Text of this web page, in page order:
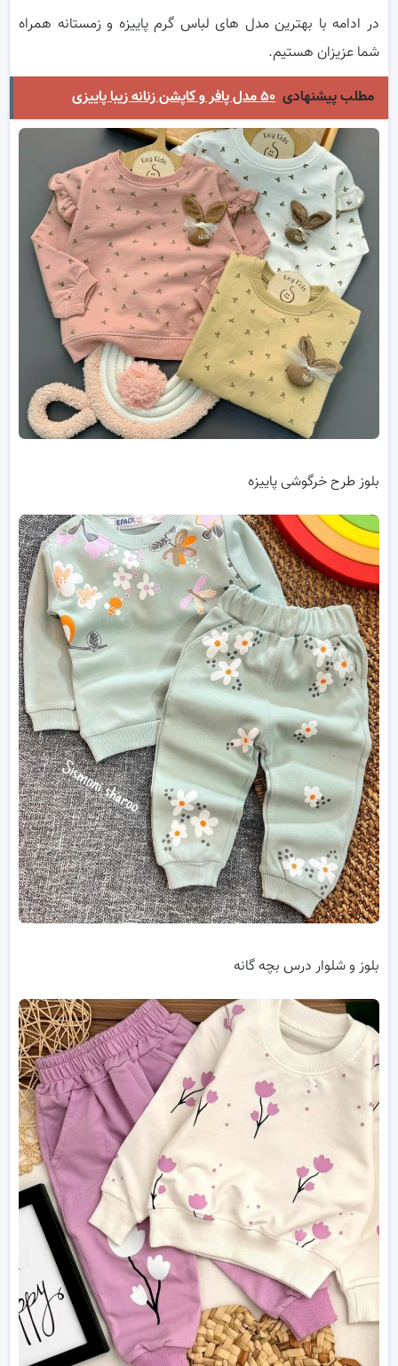
در ادامه با بهترین مدل های لباس گرم پاییزه و زمستانه همراه
شما عزیزان هستیم.
مطلب پیشنهادی ۵۰ مدل پافر و کاپشن زنانه زیبا پاییزی
بلوز طرح خرگوشی پاییزه
بلوز و شلوار درس بچه گانه